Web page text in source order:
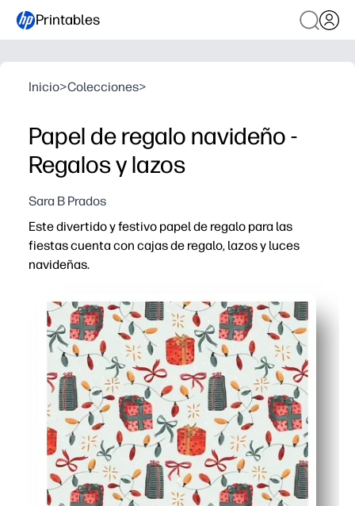
Printables
Inicio>Colecciones>
Papel de regalo navideño -
Regalos y lazos
Sara B Prados
Este divertido y festivo papel de regalo para las
fiestas cuenta con cajas de regalo, lazos y luces
navideñas.
Puede imprimir en casa en minutos: envoltura
Tamaño flexible: imprima hojas adicionales y báscula
El arte brillante y alegre hace que cada regalo se vea
Diseño apto para niños que convierte el tiempo de